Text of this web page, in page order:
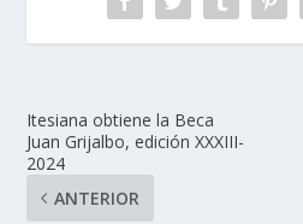
Itesiana obtiene la Beca
Juan Grijalbo, edición XXXIII-
2024
ANTERIOR